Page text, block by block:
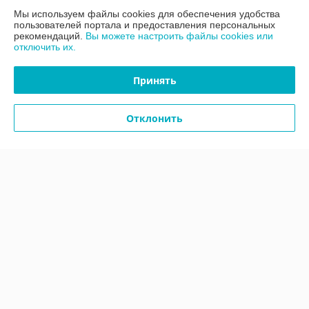
Контакты
Доставка и оплата
Мы используем файлы cookies для обеспечения удобства
пользователей портала и предоставления персональных
рекомендаций. Вы можете настроить файлы cookies или
отключить их.
Принять
Отклонить